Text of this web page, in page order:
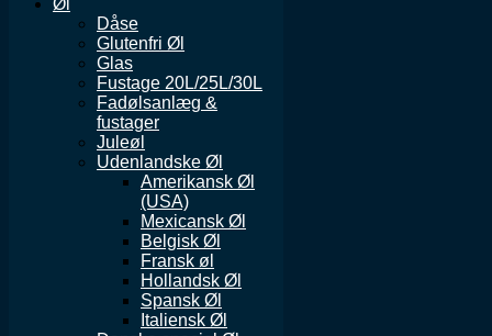
Øl
Dåse
Glutenfri Øl
Glas
Fustage 20L/25L/30L
Fadølsanlæg &
fustager
Juleøl
Udenlandske Øl
Amerikansk Øl
(USA)
Mexicansk Øl
Belgisk Øl
Fransk øl
Hollandsk Øl
Spansk Øl
Italiensk Øl